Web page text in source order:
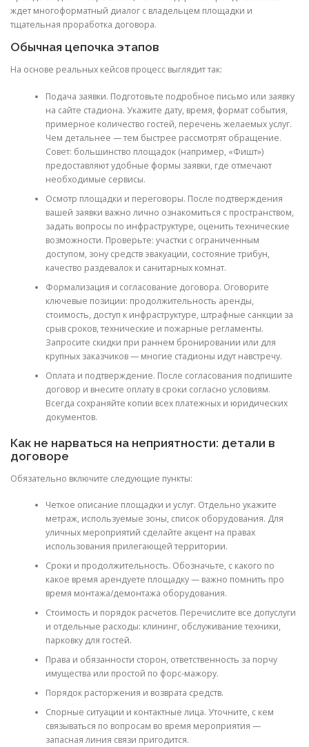
ждет многоформатный диалог с владельцем площадки и
тщательная проработка договора.
Обычная цепочка этапов
На основе реальных кейсов процесс выглядит так:
Подача заявки. Подготовьте подробное письмо или заявку
на сайте стадиона. Укажите дату, время, формат события,
примерное количество гостей, перечень желаемых услуг.
Чем детальнее — тем быстрее рассмотрят обращение.
Совет: большинство площадок (например, «Фишт»)
предоставляют удобные формы заявки, где отмечают
необходимые сервисы.
Осмотр площадки и переговоры. После подтверждения
вашей заявки важно лично ознакомиться с пространством,
задать вопросы по инфраструктуре, оценить технические
возможности. Проверьте: участки с ограниченным
доступом, зону средств эвакуации, состояние трибун,
качество раздевалок и санитарных комнат.
Формализация и согласование договора. Оговорите
ключевые позиции: продолжительность аренды,
стоимость, доступ к инфраструктуре, штрафные санкции за
срыв сроков, технические и пожарные регламенты.
Запросите скидки при раннем бронировании или для
крупных заказчиков — многие стадионы идут навстречу.
Оплата и подтверждение. После согласования подпишите
договор и внесите оплату в сроки согласно условиям.
Всегда сохраняйте копии всех платежных и юридических
документов.
Как не нарваться на неприятности: детали в
договоре
Обязательно включите следующие пункты:
Четкое описание площадки и услуг. Отдельно укажите
метраж, используемые зоны, список оборудования. Для
уличных мероприятий сделайте акцент на правах
использования прилегающей территории.
Сроки и продолжительность. Обозначьте, с какого по
какое время арендуете площадку — важно помнить про
время монтажа/демонтажа оборудования.
Стоимость и порядок расчетов. Перечислите все допуслуги
и отдельные расходы: клининг, обслуживание техники,
парковку для гостей.
Права и обязанности сторон, ответственность за порчу
имущества или простой по форс-мажору.
Порядок расторжения и возврата средств.
Спорные ситуации и контактные лица. Уточните, с кем
связываться по вопросам во время мероприятия —
запасная линия связи пригодится.